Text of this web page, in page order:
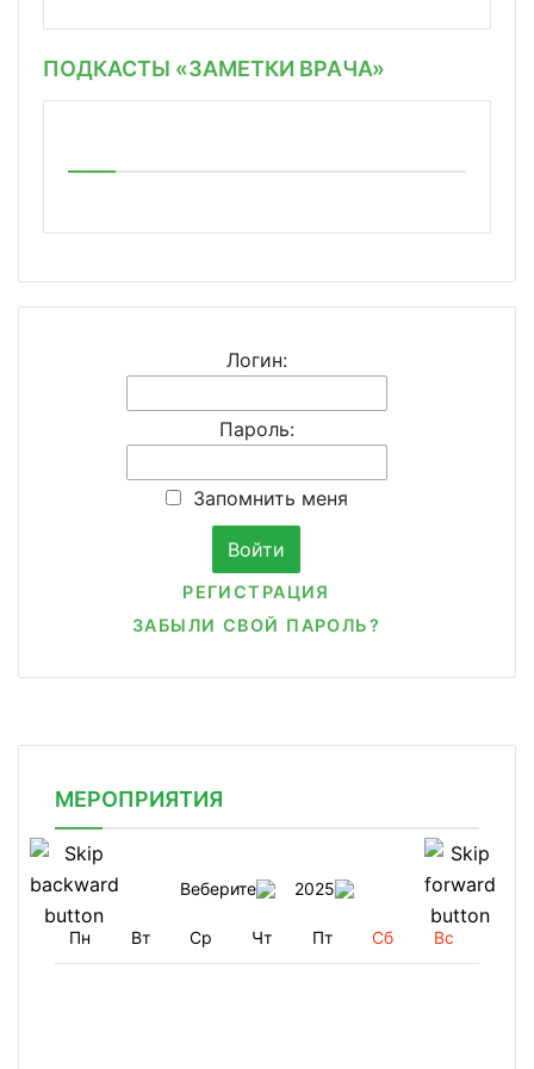
ПОДКАСТЫ «ЗАМЕТКИ ВРАЧА»
Логин:
Пароль:
Запомнить меня
РЕГИСТРАЦИЯ
ЗАБЫЛИ СВОЙ ПАРОЛЬ?
МЕРОПРИЯТИЯ
Веберите 2025
Пн Вт Ср Чт Пт Сб Вс